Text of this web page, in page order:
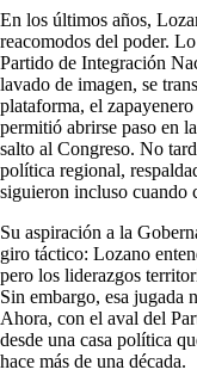
En los últimos años,
reacomodos del poder.
Partido de Integración
lavado de imagen, se
plataforma, el
permitió abrirse paso en
salto al Congreso. No
política regional,
siguieron incluso cuando
Su aspiración a la
giro táctico: Lozano
pero los liderazgos
Sin embargo, esa jugada
Ahora, con el aval del
desde una casa política
hace más de una década.